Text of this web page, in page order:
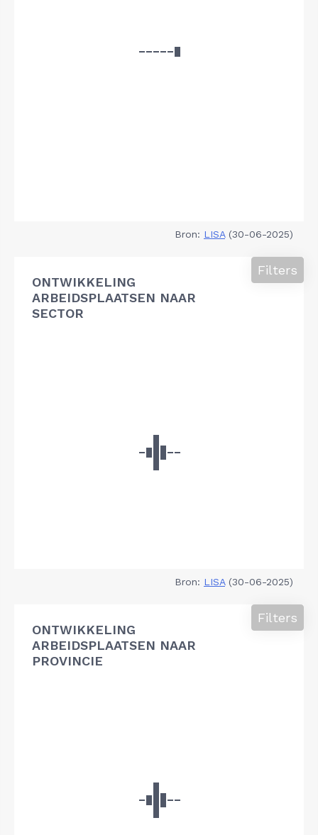
Bron: LISA(30-06-2025)
ONTWIKKELING
ARBEIDSPLAATSEN NAAR
SECTOR
Filters
Bron: LISA(30-06-2025)
ONTWIKKELING
ARBEIDSPLAATSEN NAAR
PROVINCIE
Filters